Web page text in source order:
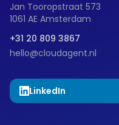
Jan Tooropstraat 573
1061 AE Amsterdam
+31 20 809 3867
hello@cloudagent.nl
LinkedIn